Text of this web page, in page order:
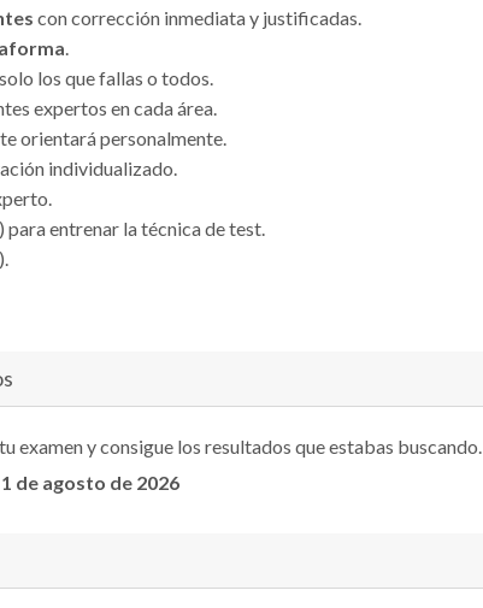
con corrección inmediata y justificadas.
.
los que fallas o todos.
expertos en cada área.
te orientará personalmente.
individualizado.
para entrenar la técnica de test.
examen y consigue los resultados que estabas buscando.
1 de agosto de 2026